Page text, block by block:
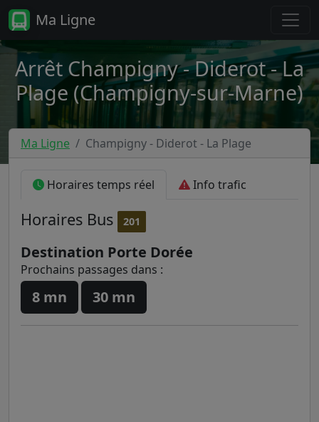
Ma Ligne
Arrêt Champigny - Diderot - La
Plage (Champigny-sur-Marne)
Ma Ligne Champigny - Diderot - La Plage
Horaires temps réel Info trafic
Horaires Bus 201
Destination Porte Dorée
Prochains passages dans :
8 mn 30 mn